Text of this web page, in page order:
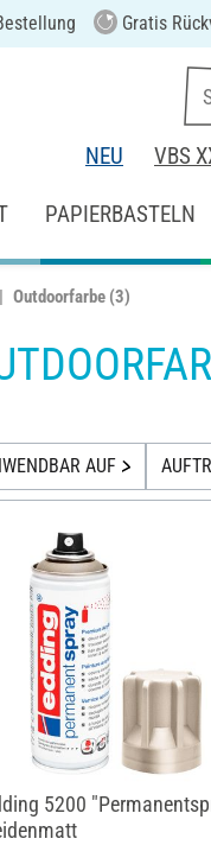
Gratis
NEU VBS
PAPIERBASTELN
Outdoorfarbe (3)
AUF
5200